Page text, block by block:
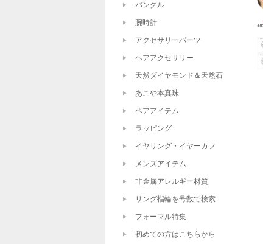
バングル
腕時計
アクセサリーパーツ
ヘアアクセサリー
天然ダイヤモンド＆天然石
あこや本真珠
ペアアイテム
ラッピング
イヤリング・イヤーカフ
メンズアイテム
非金属アレルギー材質
リング指輪を号数で検索
フォーマル特集
初めての方はこちらから